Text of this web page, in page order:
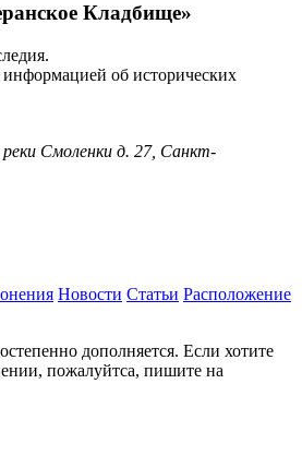
Кладбище»
об исторических
Смоленки д. 27, Санкт-
Новости Статьи Расположение
дополняется. Если хотите
пожалуйтса, пишите на